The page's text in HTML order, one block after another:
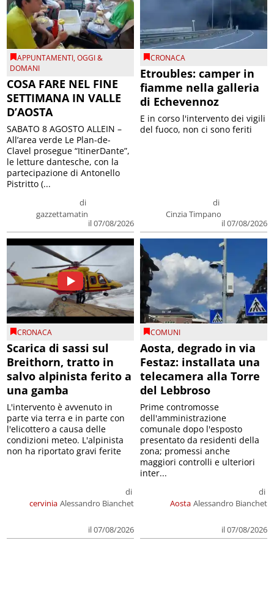
APPUNTAMENTI,OGGI &
DOMANI
COSA FARE NEL FINE
SETTIMANA IN VALLE
D’AOSTA
di
gazzettamatin
il 07/08/2026
SABATO 8 AGOSTO ALLEIN –
All’area verde Le Plan-de-
Clavel prosegue “ItinerDante”,
le letture dantesche, con la
partecipazione di Antonello
Pistritto (...
CRONACA
Etroubles: camper in
fiamme nella galleria
di Echevennoz
di
Cinzia Timpano
il 07/08/2026
E in corso l'intervento dei vigili
del fuoco, non ci sono feriti
CRONACA
Scarica di sassi sul
Breithorn, tratto in
salvo alpinista ferito a
una gamba
cervinia
di
Alessandro Bianchet
il 07/08/2026
L'intervento è avvenuto in
parte via terra e in parte con
l'elicottero a causa delle
condizioni meteo. L'alpinista
non ha riportato gravi ferite
COMUNI
Aosta, degrado in via
Festaz: installata una
telecamera alla Torre
del Lebbroso
Aosta
di
Alessandro Bianchet
il 07/08/2026
Prime contromosse
dell'amministrazione
comunale dopo l'esposto
presentato da residenti della
zona; promessi anche
maggiori controlli e ulteriori
inter...